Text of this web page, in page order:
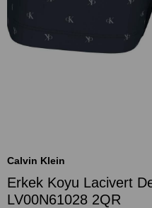
Calvin Klein
Erkek Koyu Lacivert
LV00N61028 2QR